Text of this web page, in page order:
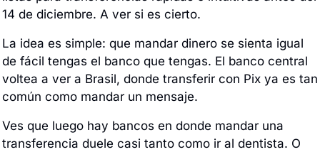
14 de diciembre. A ver si es cierto.
La idea es simple: que mandar dinero se sienta igual
de fácil tengas el banco que tengas. El banco central
voltea a ver a Brasil, donde transferir con Pix ya es tan
común como mandar un mensaje.
Ves que luego hay bancos en donde mandar una
transferencia duele casi tanto como ir al dentista. O